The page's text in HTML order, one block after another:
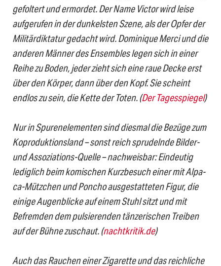
gefoltert und ermordet. Der Name Victor wird leise
aufgerufen in der dunkelsten Szene, als der Opfer der
Militärdiktatur gedacht wird. Dominique Merci und die
anderen Männer des Ensembles legen sich in einer
Reihe zu Boden, jeder zieht sich eine raue Decke erst
über den Körper, dann über den Kopf. Sie scheint
endlos zu sein, die Kette der Toten. (Der Tagesspiegel)
Nur in Spurenelementen sind diesmal die Bezüge zum
Ko­pro­duk­tions­land – sonst reich sprudelnde Bilder-
und Assoziations-Quel­le – nach­weis­bar: Eindeutig
lediglich beim komischen Kurzbesuch einer mit Al­pa­
ca-Mützchen und Poncho ausgestatteten Figur, die
einige Au­gen­blicke auf einem Stuhl sitzt und mit
Befremden dem pulsierenden tän­ze­ri­schen Treiben
auf der Bühne zuschaut. (nachtkritik.de)
Auch das Rauchen einer Zigarette und das reichliche